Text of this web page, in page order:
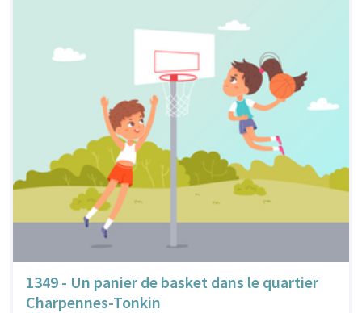
1349 - Un panier de basket dans le quartier
Charpennes-Tonkin